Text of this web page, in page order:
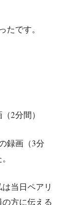
たです。
2分間）
録画（3分
当日ペアリ
方に伝える